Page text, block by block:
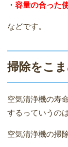
・ 容量の合った
などです。
掃除をこ
空気清浄機の寿
するっていうの
空気清浄機の掃